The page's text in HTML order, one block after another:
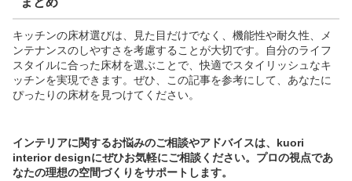
キッチンの床材選びは、見た目だけでなく、機能性や耐久性、メ
ンテナンスのしやすさを考慮することが大切です。自分のライフ
スタイルに合った床材を選ぶことで、快適でスタイリッシュなキ
ッチンを実現できます。ぜひ、この記事を参考にして、あなたに
ぴったりの床材を見つけてください。
インテリアに関するお悩みのご相談やアドバイスは、kuori
interior designにぜひお気軽にご相談ください。プロの視点であ
なたの理想の空間づくりをサポートします。